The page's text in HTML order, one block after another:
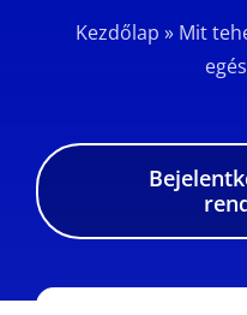
Kezdőlap » Mit